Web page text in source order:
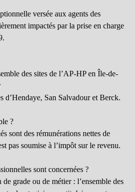
versée aux agents des
impactés par la prise en charge
des sites de l’AP-HP en Île-de-
d’Hendaye, San Salvadour et Berck.
?
sont des rémunérations nettes de
pas soumise à l’impôt sur le revenu.
sont concernées ?
grade ou de métier : l’ensemble des